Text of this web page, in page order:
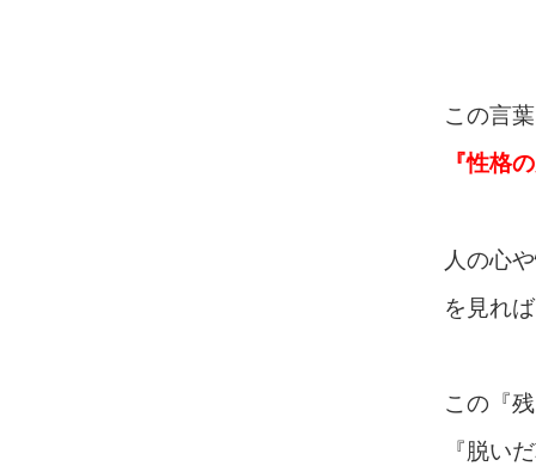
この言
『性格
人の心
を見れ
この『
『脱い